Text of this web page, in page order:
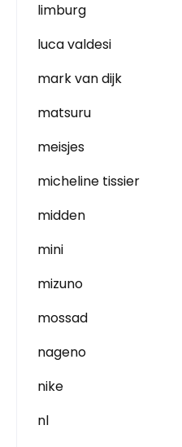
limburg
luca valdesi
mark van dijk
matsuru
meisjes
micheline tissier
midden
mini
mizuno
mossad
nageno
nike
nl